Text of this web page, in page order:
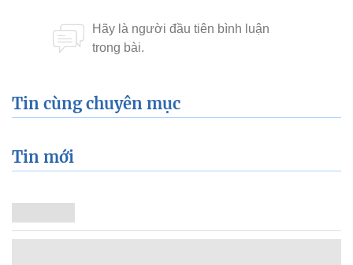
Tin cùng chuyên mục
Tin mới